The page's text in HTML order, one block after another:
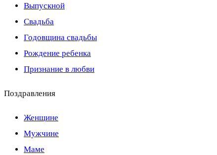
Выпускной
Свадьба
Годовщина свадьбы
Рождение ребенка
Признание в любви
Поздравления
Женщине
Мужчине
Маме